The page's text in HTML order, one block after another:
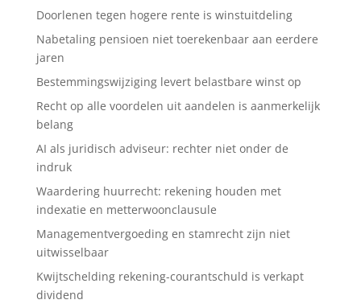
Doorlenen tegen hogere rente is winstuitdeling
Nabetaling pensioen niet toerekenbaar aan eerdere
jaren
Bestemmingswijziging levert belastbare winst op
Recht op alle voordelen uit aandelen is aanmerkelijk
belang
AI als juridisch adviseur: rechter niet onder de
indruk
Waardering huurrecht: rekening houden met
indexatie en metterwoonclausule
Managementvergoeding en stamrecht zijn niet
uitwisselbaar
Kwijtschelding rekening-courantschuld is verkapt
dividend